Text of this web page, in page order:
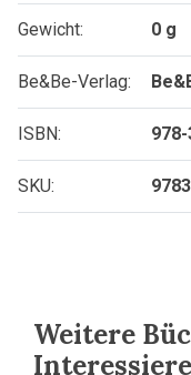
Gewicht: 0 g
Be&Be-Verlag:
ISBN:
SKU:
Weitere